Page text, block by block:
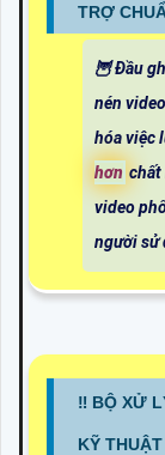
TRỢ
🦉 Đầu
nén
hóa việc
hơn chất
video
người sử
‼️ BỘ XỬ
KỸ